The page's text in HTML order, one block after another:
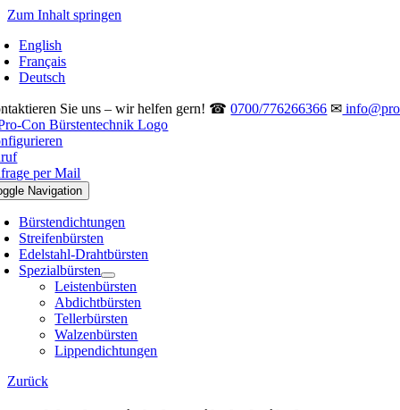
Zum Inhalt springen
English
Français
Deutsch
Sie uns – wir helfen gern! ☎0700/776266366 ✉
per Mail
Navigation
Bürstendichtungen
Streifenbürsten
Edelstahl-Drahtbürsten
Spezialbürsten
Leistenbürsten
Abdichtbürsten
Tellerbürsten
Walzenbürsten
Lippendichtungen
Zurück